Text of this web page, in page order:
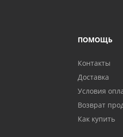
ПОМОЩЬ
Контакты
Доставка
Условия
Возврат
Как купить